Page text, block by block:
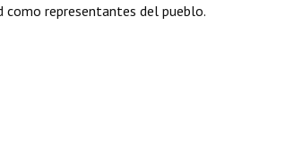
como representantes del pueblo.